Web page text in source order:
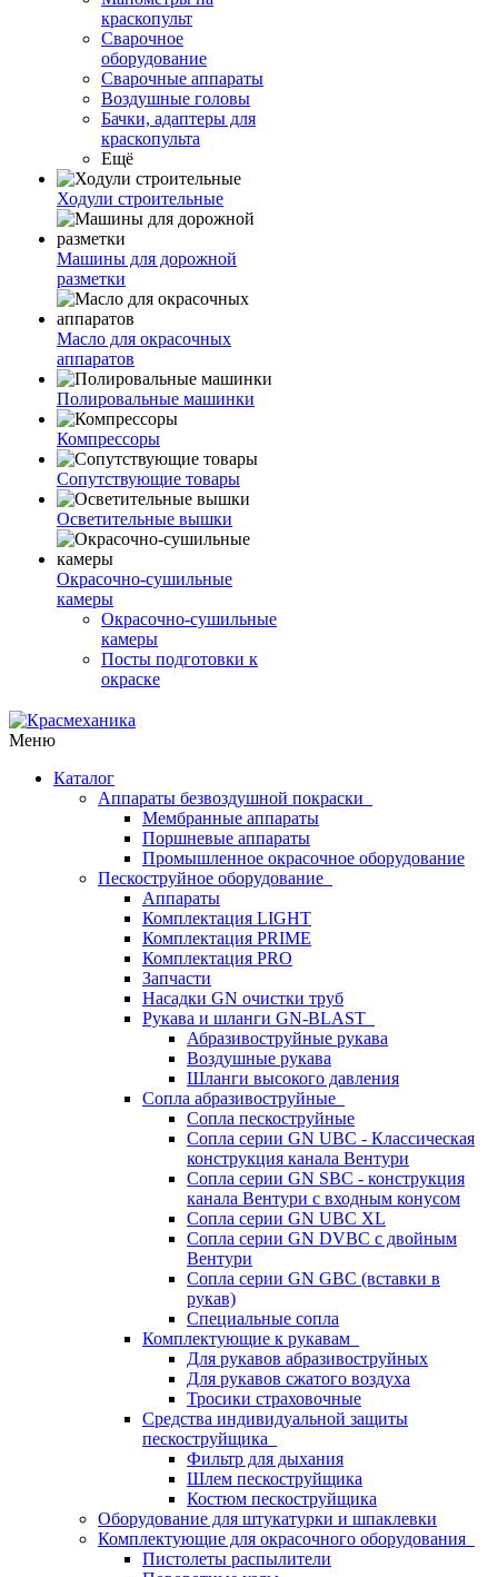
краскопульт
Сварочное
оборудование
Сварочные аппараты
Воздушные головы
Бачки, адаптеры для
краскопульта
Ещё
Ходули строительные
Машины для дорожной
разметки
Масло для окрасочных
аппаратов
Полировальные машинки
Компрессоры
Сопутствующие товары
Осветительные вышки
Окрасочно-сушильные
камеры
Окрасочно-сушильные
камеры
Посты подготовки к
окраске
Меню
Каталог
Аппараты безвоздушной покраски
Мембранные аппараты
Поршневые аппараты
Промышленное окрасочное оборудование
Пескоструйное оборудование
Аппараты
Комплектация LIGHT
Комплектация PRIME
Комплектация PRO
Запчасти
Насадки GN очистки труб
Рукава и шланги GN-BLAST
Абразивоструйные рукава
Воздушные рукава
Шланги высокого давления
Сопла абразивоструйные
Сопла пескоструйные
Сопла серии GN UBC - Классическая
конструкция канала Вентури
Сопла серии GN SBC - конструкция
канала Вентури c входным конусом
Сопла серии GN UBC XL
Сопла серии GN DVBC с двойным
Вентури
Сопла серии GN GBC (вставки в
рукав)
Специальные сопла
Комплектующие к рукавам
Для рукавов абразивоструйных
Для рукавов сжатого воздуха
Тросики страховочные
Средства индивидуальной защиты
пескоструйщика
Фильтр для дыхания
Шлем пескоструйщика
Костюм пескоструйщика
Оборудование для штукатурки и шпаклевки
Комплектующие для окрасочного оборудования
Пистолеты распылители